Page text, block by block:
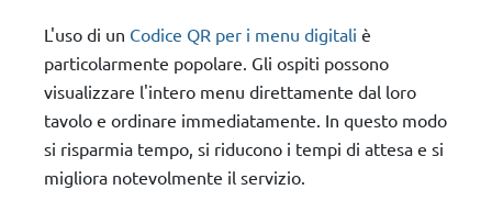
L'uso di un Codice QR per i menu digitali è
particolarmente popolare. Gli ospiti possono
visualizzare l'intero menu direttamente dal loro
tavolo e ordinare immediatamente. In questo modo
si risparmia tempo, si riducono i tempi di attesa e si
migliora notevolmente il servizio.